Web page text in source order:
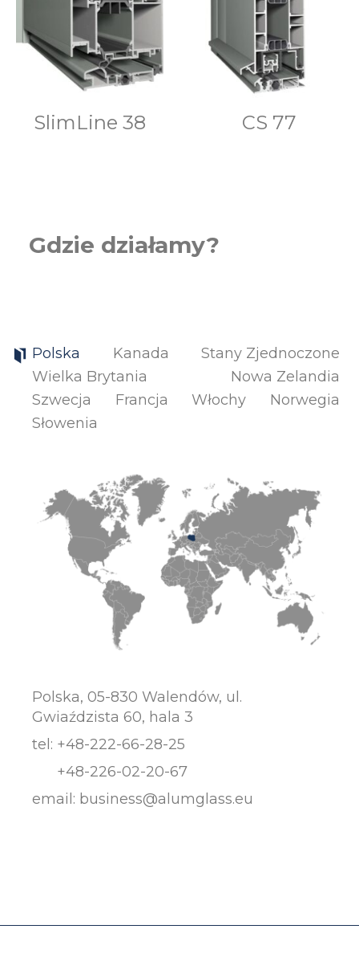
SlimLine 38 CS 77
Gdzie działamy?
Polska Kanada
Stany Zjednoczone
Wielka Brytania
Nowa Zelandia
Szwecja
Francja Włochy
Norwegia
Słowenia
Polska, 05-830 Walendów, ul.
Gwiaździsta 60, hala 3
tel: +48-222-66-28-25
+48-226-02-20-67
email: business@alumglass.eu